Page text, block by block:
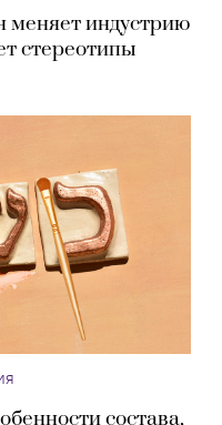
меняет индустрию
стереотипы
состава,